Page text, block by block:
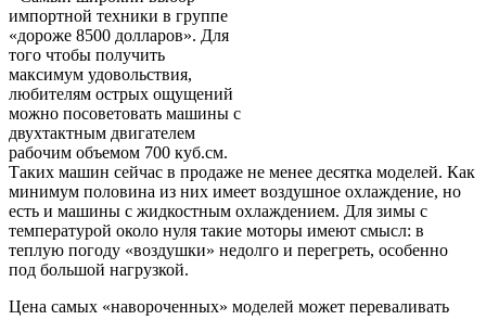
импортной техники в группе
«дороже 8500 долларов». Для
того чтобы получить
максимум удовольствия,
любителям острых ощущений
можно посоветовать машины с
двухтактным двигателем
рабочим объемом 700 куб.см.
Таких машин сейчас в продаже не менее десятка моделей. Как
минимум половина из них имеет воздушное охлаждение, но
есть и машины с жидкостным охлаждением. Для зимы с
температурой около нуля такие моторы имеют смысл: в
теплую погоду «воздушки» недолго и перегреть, особенно
под большой нагрузкой.
Цена самых «навороченных» моделей может переваливать